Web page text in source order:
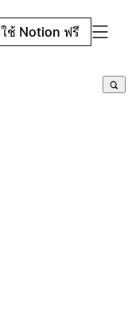
ใช้ Notion ฟรี